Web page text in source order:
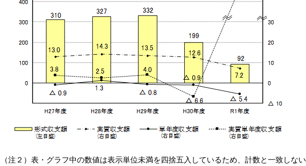
（注２）表・グラフ中の数値は表示単位未満を四捨五入しているため、計数と一致しない